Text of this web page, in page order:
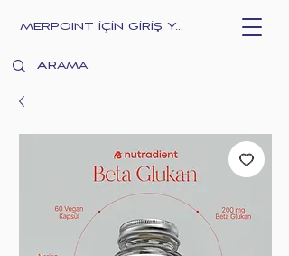
MERPOINT İÇİN GİRİŞ YAPIN